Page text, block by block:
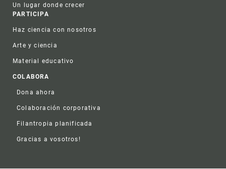
Un lugar donde crecer
PARTICIPA
Haz ciencia con nosotros
Arte y ciencia
Material educativo
COLABORA
Dona ahora
Colaboración corporativa
Filantropia planificada
Gracias a vosotros!